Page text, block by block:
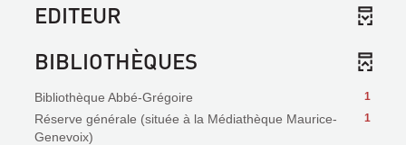
EDITEUR
BIBLIOTHÈQUES
1
Bibliothèque Abbé-Grégoire
1
Réserve générale (située à la Médiathèque Maurice-
Genevoix)